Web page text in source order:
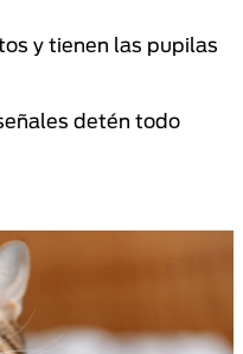
y tienen las pupilas
detén todo